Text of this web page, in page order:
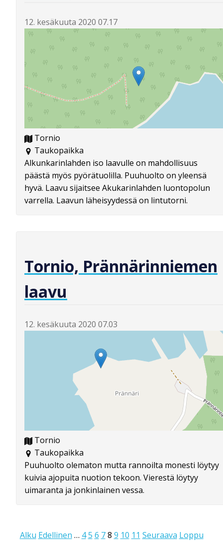
12. kesäkuuta 2020 07.17
Tornio
Taukopaikka
Alkunkarinlahden iso laavulle on mahdollisuus
päästä myös pyörätuolilla. Puuhuolto on yleensä
hyvä. Laavu sijaitsee Akukarinlahden luontopolun
varrella. Laavun läheisyydessä on lintutorni.
Tornio, Prännärinniemen
laavu
12. kesäkuuta 2020 07.03
Tornio
Taukopaikka
Puuhuolto olematon mutta rannoilta monesti löytyy
kuivia ajopuita nuotion tekoon. Vierestä löytyy
uimaranta ja jonkinlainen vessa.
Alku Edellinen … 4 5 6 7 8 9 10 11 Seuraava Loppu